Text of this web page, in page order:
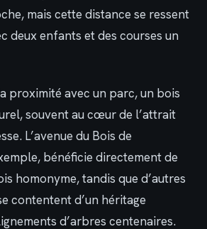
mais cette distance se ressent
deux enfants et des courses un
proximité avec un parc, un bois
souvent au cœur de l’attrait
L’avenue du Bois de
bénéficie directement de
homonyme, tandis que d’autres
contentent d’un héritage
d’arbres centenaires.